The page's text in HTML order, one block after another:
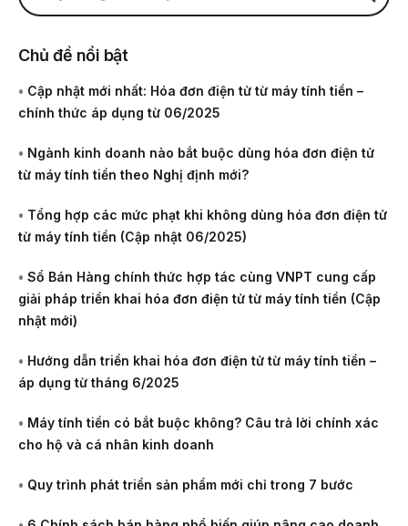
Chủ đề nổi bật
• Cập nhật mới nhất: Hóa đơn điện tử từ máy tính tiền –
chính thức áp dụng từ 06/2025
• Ngành kinh doanh nào bắt buộc dùng hóa đơn điện tử
từ máy tính tiền theo Nghị định mới?
• Tổng hợp các mức phạt khi không dùng hóa đơn điện tử
từ máy tính tiền (Cập nhật 06/2025)
• Sổ Bán Hàng chính thức hợp tác cùng VNPT cung cấp
giải pháp triển khai hóa đơn điện tử từ máy tính tiền (Cập
nhật mới)
• Hướng dẫn triển khai hóa đơn điện tử từ máy tính tiền –
áp dụng từ tháng 6/2025
• Máy tính tiền có bắt buộc không? Câu trả lời chính xác
cho hộ và cá nhân kinh doanh
• Quy trình phát triển sản phẩm mới chỉ trong 7 bước